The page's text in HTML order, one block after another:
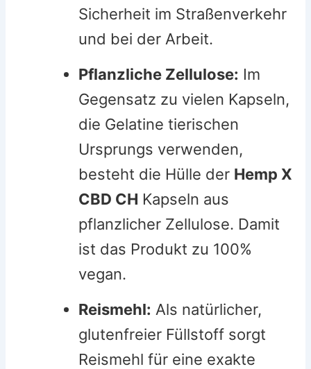
Sicherheit im Straßenverkehr
und bei der Arbeit.
Pflanzliche Zellulose: Im
Gegensatz zu vielen Kapseln,
die Gelatine tierischen
Ursprungs verwenden,
besteht die Hülle der Hemp X
CBD CH Kapseln aus
pflanzlicher Zellulose. Damit
ist das Produkt zu 100%
vegan.
Reismehl: Als natürlicher,
glutenfreier Füllstoff sorgt
Reismehl für eine exakte